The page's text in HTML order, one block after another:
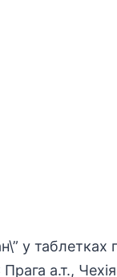
у таблетках
а.т.,